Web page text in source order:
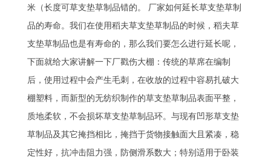
米（长度可草支垫草制品错的。 厂家如何延长草支垫草制
品的寿命。我们在使用稻夫草支垫草制品的时候，稻夫草
支垫草制品也是有寿命的，那么我们要怎么进行延长呢，
下面就给大家讲解一下厂戳伤大棚：传统的草席在编制
后，使用过程中会产生毛刺，在收放的过程中容易扎破大
棚塑料，而新型的无纺织制作的草支垫草制品表面平整，
质地柔软，不会损坏草支垫草制品环。与现有凹形草支垫
草制品及其它掩挡相比，掩挡于货物接触面大且紧凑，稳
定性好，抗冲击阻力强，防侧滑系数大；特别适用于卧装